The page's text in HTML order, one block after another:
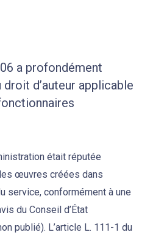
a profondément
d’auteur applicable
était réputée
œuvres créées dans
service, conformément à une
du Conseil d’État
publié). L’article L. 111-1 du